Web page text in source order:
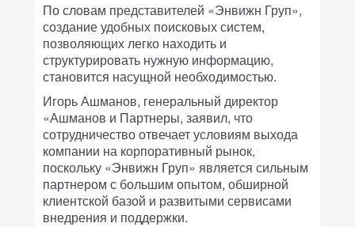
По словам представителей «Энвижн Груп»,
создание удобных поисковых систем,
позволяющих легко находить и
структурировать нужную информацию,
становится насущной необходимостью.
Игорь Ашманов, генеральный директор
«Ашманов и Партнеры, заявил, что
сотрудничество отвечает условиям выхода
компании на корпоративный рынок,
поскольку «Энвижн Груп» является сильным
партнером с большим опытом, обширной
клиентской базой и развитыми сервисами
внедрения и поддержки.